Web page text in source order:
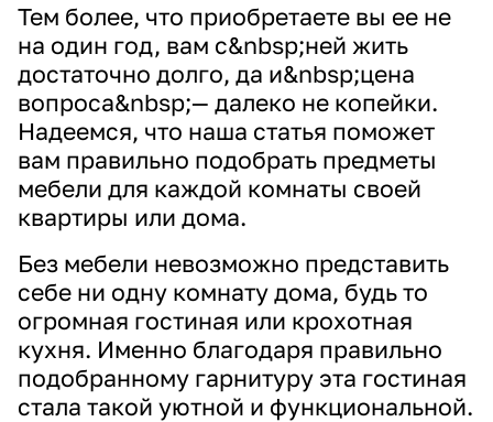
Тем более, что приобретаете вы ее не
на один год, вам с&nbsp;ней жить
достаточно долго, да и&nbsp;цена
вопроса&nbsp;— далеко не копейки.
Надеемся, что наша статья поможет
вам правильно подобрать предметы
мебели для каждой комнаты своей
квартиры или дома.
Без мебели невозможно представить
себе ни одну комнату дома, будь то
огромная гостиная или крохотная
кухня. Именно благодаря правильно
подобранному гарнитуру эта гостиная
стала такой уютной и функциональной.